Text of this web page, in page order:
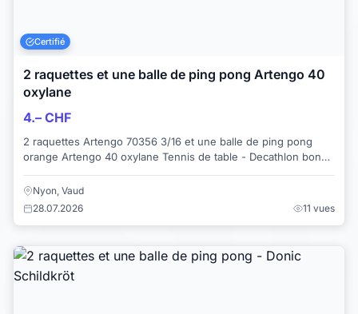
Certifié
2 raquettes et une balle de ping pong Artengo 40
oxylane
4.– CHF
2 raquettes Artengo 70356 3/16 et une balle de ping pong
orange Artengo 40 oxylane Tennis de table - Decathlon bon
Nyon, Vaud
28.07.2026
11 vues